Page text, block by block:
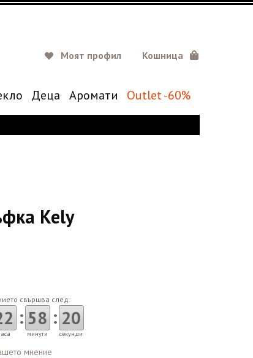
Моят профил Кошница
Деца Аромати Outlet -60%
Kely
свършва след:
: 58
минути
: 19
секунди
мнение